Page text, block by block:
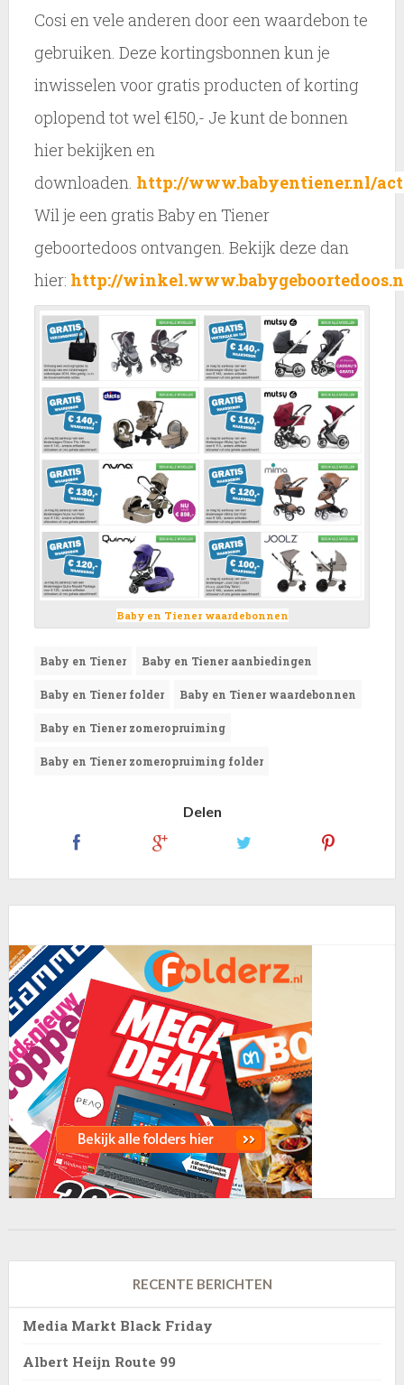
Cosi en vele anderen door een waardebon te
gebruiken. Deze kortingsbonnen kun je
inwisselen voor gratis producten of korting
oplopend tot wel €150,- Je kunt de bonnen
hier bekijken en
downloaden. http://www.babyentiener.nl/
Wil je een gratis Baby en Tiener
geboortedoos ontvangen. Bekijk deze dan
hier: http://
Baby en Tiener waardebonnen
Baby en Tiener Baby en Tiener aanbiedingen
Baby en Tiener folder Baby en Tiener waardebonnen
Baby en Tiener zomeropruiming
Baby en Tiener zomeropruiming folder
RECENTE BERICHTEN
Media Markt Black Friday
Albert Heijn Route 99